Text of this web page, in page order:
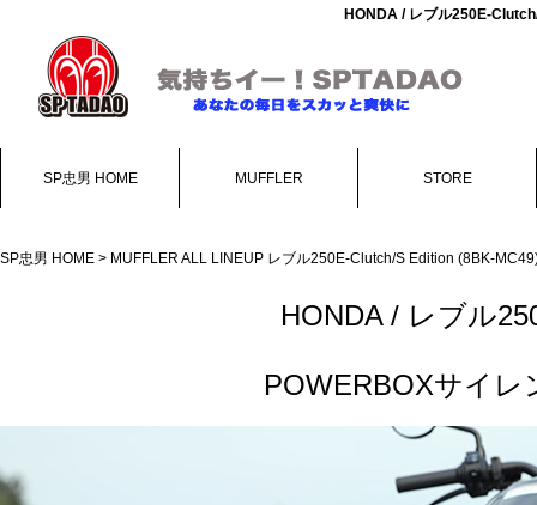
HONDA / レブル250E-
SP忠男 HOME MUFFLER STORE
SP忠男 HOME > MUFFLER ALL LINEUP レブル250E-Clutch/S Edition (8BK-
HONDA / レブル
POWERBOXサイ